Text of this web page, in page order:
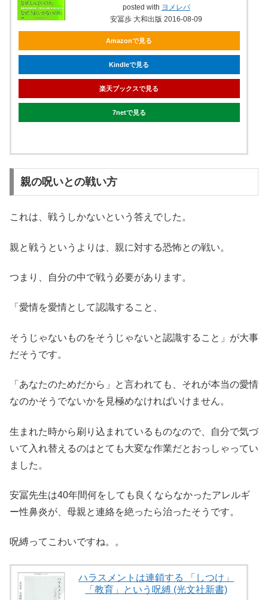
posted with ヨメレバ
安冨歩 大和出版 2016-08-09
Amazonで見る
Kindleで見る
楽天ブックスで見る
7netで見る
親の呪いとの戦い方
これは、戦うしかないという答えでした。
親と戦うというよりは、親に対する恐怖との戦い。
つまり、自分の中で戦う必要があります。
「愛情を愛情として認識すること、
そうじゃないものをそうじゃないと認識すること」が大事
だそうです。
「あなたのためだから」と言われても、それが本当の愛情
なのかそうでないかを見極めなければいけません。
生まれた時から刷り込まれているものなので、自分で気づ
いて入れ替えるのはとても大変な作業だとおっしゃってい
ました。
安冨先生は40年間何をしても良くならなかったアレルギ
ー性鼻炎が、母親と連絡を絶ったら治ったそうです。
呪縛ってこわいですね。。
ハラスメントは連鎖する 「しつけ」
「教育」という呪縛 (光文社新書)